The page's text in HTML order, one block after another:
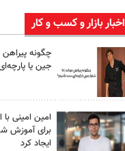
اخبار بازار و کسب و کار
چگونه پیراهن
جین یا
امین امینی با
برای آموزش
ایجاد کرد